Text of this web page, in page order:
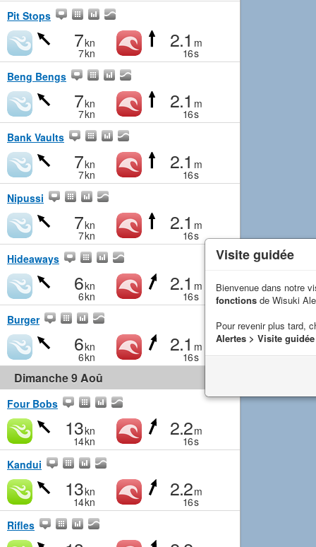
Pit Stops
7kn
7kn
2.1 m
16s
Beng Bengs
7kn
7kn
2.1 m
16s
Bank Vaults
7kn
7kn
2.1 m
16s
Nipussi
7kn
7kn
2.1 m
16s
Hideaways
6kn
6kn
2.1 m
16s
Burger
6kn
6kn
2.1 m
16s
Dimanche 9 Aoû
Four Bobs
13kn
14kn
2.2m
16s
Kandui
13kn
14kn
2.2m
16s
Rifles
Visite guidée
Bienvenue dans notre
fonctions de Wisuki
Pour revenir plus tard,
Alertes > Visite guidée